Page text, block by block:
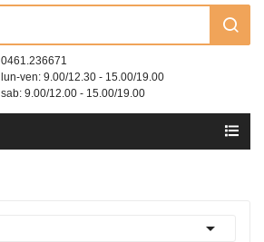
0461.236671
lun-ven: 9.00/12.30 - 15.00/19.00
sab: 9.00/12.00 - 15.00/19.00
